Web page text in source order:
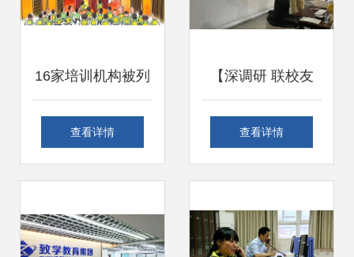
16家培训机构被列
入黑名单 有你家孩
查看详情
【深调研 联校友
促发展系列报道
业正立企业咨询服
查看详情